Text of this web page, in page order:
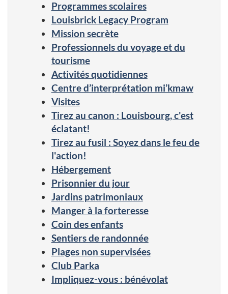
Programmes scolaires
Louisbrick Legacy Program
Mission secrète
Professionnels du voyage et du
tourisme
Activités quotidiennes
Centre d’interprétation mi’kmaw
Visites
Tirez au canon : Louisbourg, c'est
éclatant!
Tirez au fusil : Soyez dans le feu de
l'action!
Hébergement
Prisonnier du jour
Jardins patrimoniaux
Manger à la forteresse
Coin des enfants
Sentiers de randonnée
Plages non supervisées
Club Parka
Impliquez-vous : bénévolat